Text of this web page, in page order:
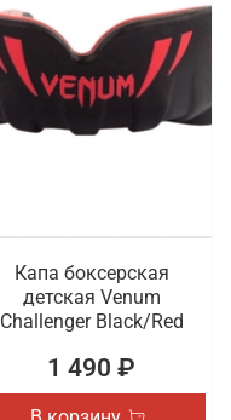
Капа боксерская
детская Venum
Challenger Black/Red
1 490 ₽